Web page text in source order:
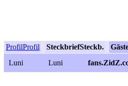
ProfilProfil SteckbriefSteckb.
Luni
Luni